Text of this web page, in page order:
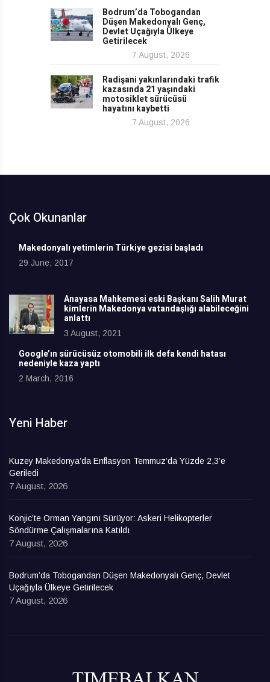
Bodrum’da Tobogandan
Düşen Makedonyalı Genç,
Devlet Uçağıyla Ülkeye
Getirilecek
7 August, 2026
Radişani yakınlarındaki trafik
kazasında 21 yaşındaki
motosiklet sürücüsü
hayatını kaybetti
7 August, 2026
Çok Okunanlar
Makedonyalı yetimlerin Türkiye gezisi başladı
29 June, 2017
Anayasa Mahkemesi eski Başkanı Salih Murat
kimlerin Makedonya vatandaşlığı alabileceğini
anlattı
3 August, 2021
Google’ın sürücüsüz otomobili ilk defa kendi hatası
nedeniyle kaza yaptı
2 March, 2016
Yeni Haber
Kuzey Makedonya’da Enflasyon Temmuz’da Yüzde 2,3’e
Geriledi
7 August, 2026
Konjic’te Orman Yangını Sürüyor: Askeri Helikopterler
Söndürme Çalışmalarına Katıldı
7 August, 2026
Bodrum’da Tobogandan Düşen Makedonyalı Genç, Devlet
Uçağıyla Ülkeye Getirilecek
7 August, 2026